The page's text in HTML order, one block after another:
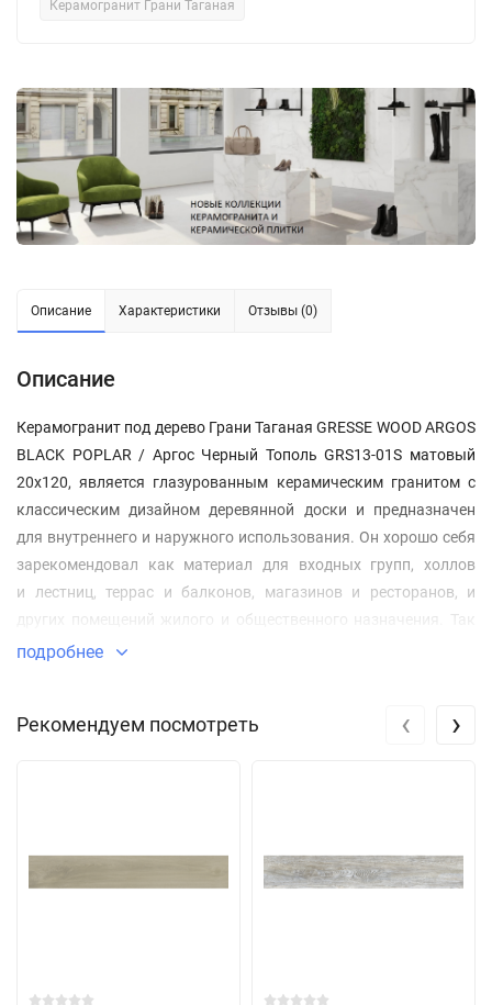
Керамогранит Грани Таганая
Описание Характеристики Отзывы (0)
Описание
Керамогранит под дерево Грани Таганая GRESSE WOOD ARGOS
BLACK POPLAR / Аргос Черный Тополь GRS13-01S матовый
20x120, является глазурованным керамическим гранитом с
классическим дизайном деревянной доски и предназначен
для внутреннего и наружного использования. Он хорошо себя
зарекомендовал как материал для входных групп, холлов
и лестниц, террас и балконов, магазинов и ресторанов, и
других помещений жилого и общественного назначения. Так
же данный материал, благодаря своей климатической
городской и индустриальной застройке.
подробнее
Рекомендуем посмотреть ‹ ›